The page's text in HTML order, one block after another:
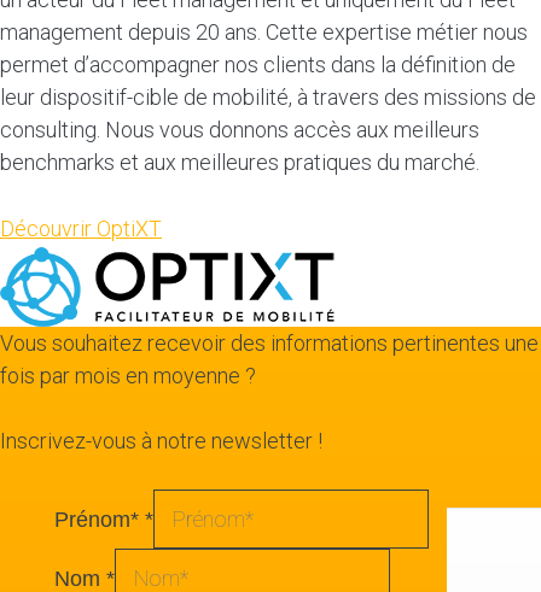
management depuis 20 ans. Cette expertise métier nous
permet d’accompagner nos clients dans la définition de
leur dispositif-cible de mobilité, à travers des missions de
consulting. Nous vous donnons accès aux meilleurs
benchmarks et aux meilleures pratiques du marché.
Découvrir OptiXT
Vous souhaitez recevoir des informations pertinentes une
fois par mois en moyenne ?
Inscrivez-vous à notre newsletter !
Prénom* *
Nom *